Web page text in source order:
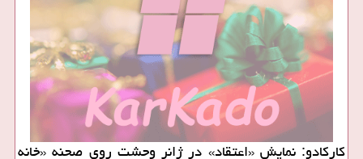
كاركادو: نمایش «اعتقاد» در ژانر وحشت روی صحنه «خانه